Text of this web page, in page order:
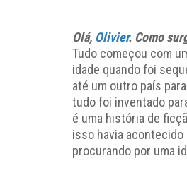
Olá, Olivier. Como
Tudo começou com
idade quando foi
até um outro país
tudo foi inventado
é uma história de
isso havia
procurando por uma